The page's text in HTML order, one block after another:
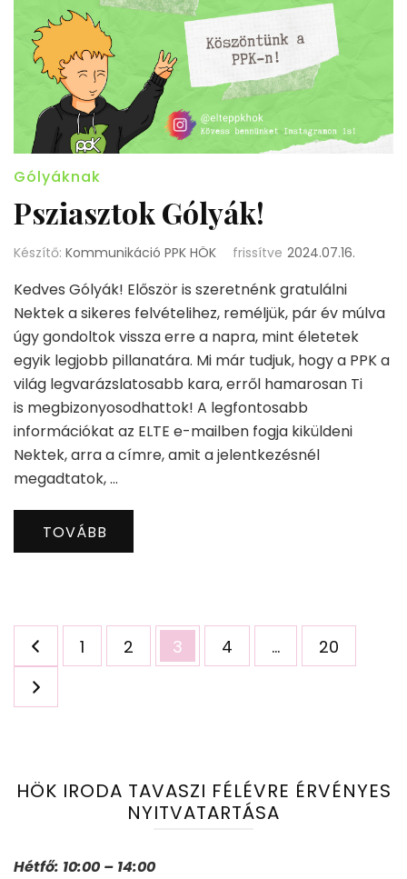
Gólyáknak
Psziasztok Gólyák!
Készítő: Kommunikáció PPK HÖK frissítve 2024.07.16.
Kedves Gólyák! Először is szeretnénk gratulálni
Nektek a sikeres felvételihez, reméljük, pár év múlva
úgy gondoltok vissza erre a napra, mint életetek
egyik legjobb pillanatára. Mi már tudjuk, hogy a PPK a
világ legvarázslatosabb kara, erről hamarosan Ti
is megbizonyosodhattok! A legfontosabb
információkat az ELTE e-mailben fogja kiküldeni
Nektek, arra a címre, amit a jelentkezésnél
megadtatok, …
TOVÁBB
Bejegyzések
lapozása
Oldal
1 Oldal
2 Oldal
3 Oldal
4 … Oldal
20
HÖK IRODA TAVASZI FÉLÉVRE ÉRVÉNYES
NYITVATARTÁSA
Hétfő: 10:00 – 14:00